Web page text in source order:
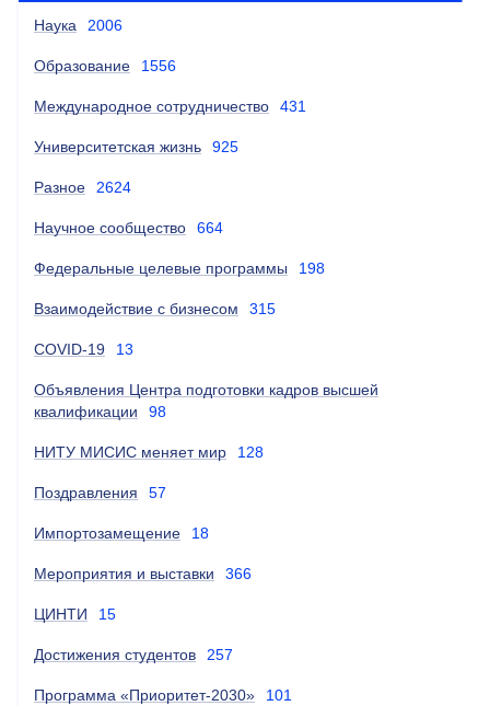
Наука 2006
Образование 1556
Международное сотрудничество 431
Университетская жизнь 925
Разное 2624
Научное сообщество 664
Федеральные целевые программы 198
Взаимодействие с бизнесом 315
COVID-19 13
Объявления Центра подготовки кадров высшей
квалификации
98
НИТУ МИСИС меняет мир 128
Поздравления 57
Импортозамещение 18
Мероприятия и выставки 366
ЦИНТИ 15
Достижения студентов 257
Программа «Приоритет-2030» 101